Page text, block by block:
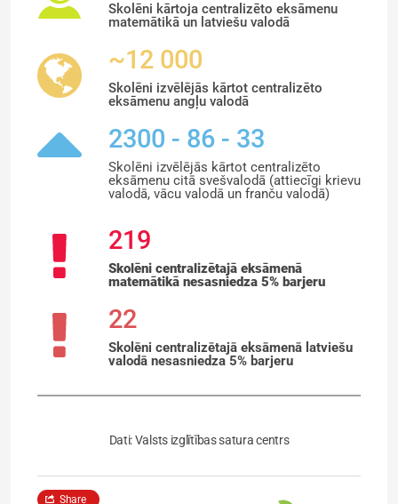
Skolēni kārtoja centralizēto eksāmenu
matemātikā un latviešu valodā
~12 000
Skolēni izvēlējās kārtot centralizēto
eksāmenu angļu valodā
2300 - 86 - 33
Skolēni izvēlējās kārtot centralizēto
eksāmenu citā svešvalodā (attiecīgi krievu
valodā, vācu valodā un franču valodā)
219
Skolēni centralizētajā eksāmenā
matemātikā nesasniedza 5% barjeru
22
Skolēni centralizētajā eksāmenā latviešu
valodā nesasniedza 5% barjeru
Dati: Valsts izglītības satura centrs
Share